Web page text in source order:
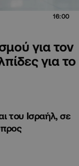
16:00
για τον
για το
του Ισραήλ, σε